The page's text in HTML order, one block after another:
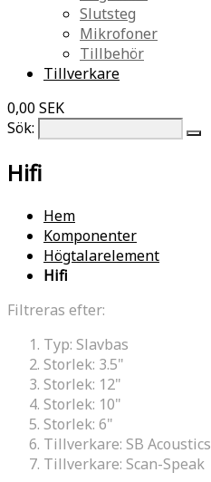
Slutsteg
Mikrofoner
Tillbehör
Tillverkare
0,00 SEK
Sök:
Hifi
Hem
Komponenter
Högtalarelement
Hifi
Filtreras efter:
Typ: Slavbas
Storlek: 3.5"
Storlek: 12"
Storlek: 10"
Storlek: 6"
Tillverkare: SB Acoustics
Tillverkare: Scan-Speak